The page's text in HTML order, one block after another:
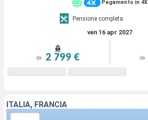
Pagamento in 4X
Pensione completa
ven 16 apr 2027
da 2 799 € da
ITALIA, FRANCIA